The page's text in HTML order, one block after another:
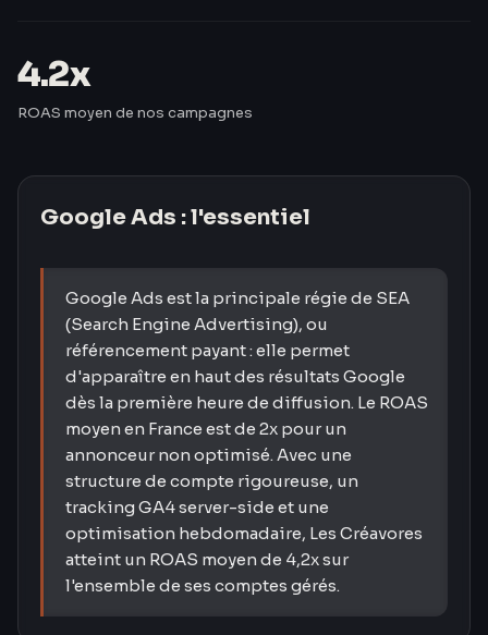
4.2x
ROAS moyen de nos campagnes
Google Ads : l'essentiel
Google Ads est la principale régie de SEA
(Search Engine Advertising), ou
référencement payant : elle permet
d'apparaître en haut des résultats Google
dès la première heure de diffusion. Le ROAS
moyen en France est de 2x pour un
annonceur non optimisé. Avec une
structure de compte rigoureuse, un
tracking GA4 server-side et une
optimisation hebdomadaire, Les Créavores
atteint un ROAS moyen de 4,2x sur
l'ensemble de ses comptes gérés.